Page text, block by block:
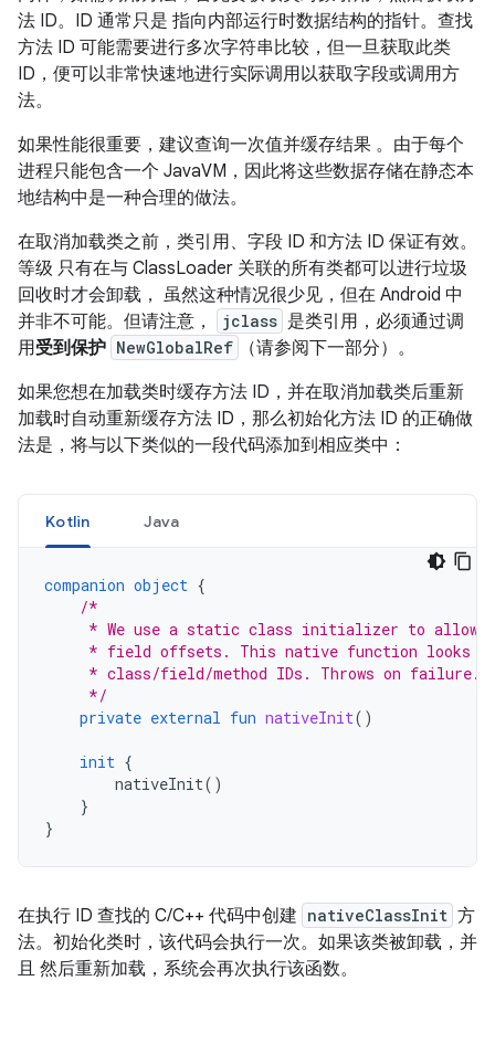
法 ID。ID 通常只是 指向内部运行时数据结构的指针。查找
方法 ID 可能需要进行多次字符串比较，但一旦获取此类
ID，便可以非常快速地进行实际调用以获取字段或调用方
法。
如果性能很重要，建议查询一次值并缓存结果 。由于每个
进程只能包含一个 JavaVM，因此将这些数据存储在静态本
地结构中是一种合理的做法。
在取消加载类之前，类引用、字段 ID 和方法 ID 保证有效。
等级 只有在与 ClassLoader 关联的所有类都可以进行垃圾
回收时才会卸载， 虽然这种情况很少见，但在 Android 中
并非不可能。但请注意，
jclass 是类引用，必须通过调
用受到保护 NewGlobalRef
（请参阅下一部分）。
如果您想在加载类时缓存方法 ID，并在取消加载类后重新
加载时自动重新缓存方法 ID，那么初始化方法 ID 的正确做
法是，将与以下类似的一段代码添加到相应类中：
Kotlin Java
companion object {
/*
* We use a static class initializer to allow
* field offsets. This native function looks
     * class/field/method IDs. Throws on failure.
     */
private external fun nativeInit()
init {
nativeInit()
}
}
在执行 ID 查找的 C/C++ 代码中创建 nativeClassInit 方
法。初始化类时，该代码会执行一次。如果该类被卸载，并
且 然后重新加载，系统会再次执行该函数。